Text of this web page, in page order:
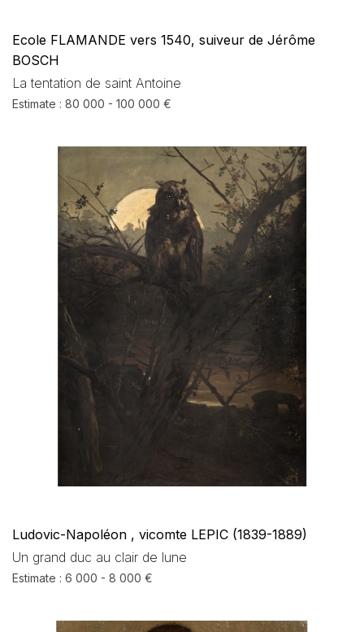
Ecole FLAMANDE vers 1540, suiveur de Jérôme
BOSCH
La tentation de saint Antoine
Estimate : 80 000 - 100 000 €
Ludovic-Napoléon , vicomte LEPIC (1839-1889)
Un grand duc au clair de lune
Estimate : 6 000 - 8 000 €